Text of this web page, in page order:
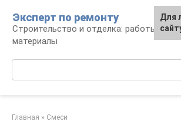
контенту
Эксперт по ремонту
Строительство и отделка: работы и
материалы
Главная » Смеси
Для
Для